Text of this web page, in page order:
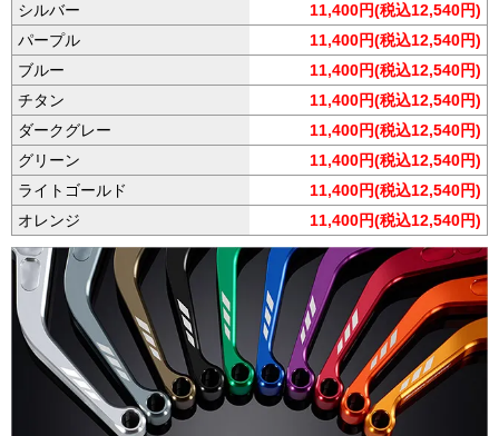
シルバー
11,400円(税込12,540円)
パープル
11,400円(税込12,540円)
ブルー
11,400円(税込12,540円)
チタン
11,400円(税込12,540円)
ダークグレー
11,400円(税込12,540円)
グリーン
11,400円(税込12,540円)
ライトゴールド
11,400円(税込12,540円)
オレンジ
11,400円(税込12,540円)